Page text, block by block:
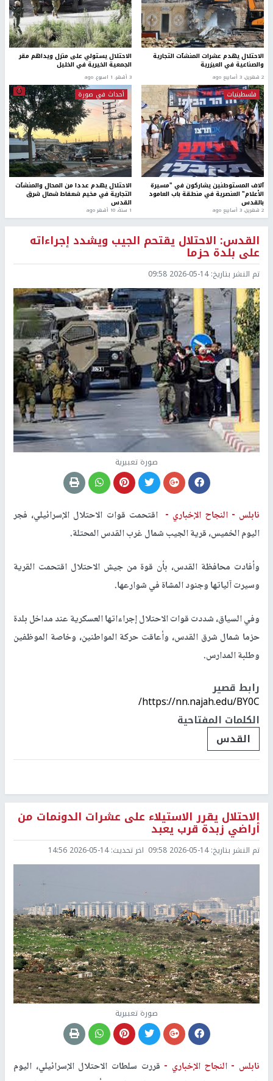
الاحتلال يهدم عشرات المنشآت التجارية
والصناعية في العيزرية
2 شهرين، 3 أسابيع ago
الاحتلال يستولي على منزل ويداهم مقر
الجمعية الخيرية في الخليل
3 أشهر، 1 اسبوع. ago
فلسطينيات
آلاف المستوطنين يشاركون في "مسيرة
الأعلام" العنصرية في منطقة باب العامود
بالقدس
2 شهرين، 3 أسابيع ago
أحداث في صورة
الاحتلال يهدم عددا من المحال والمنشآت
التجارية في مخيم شعفاط شمال شرق
القدس
1 سنة، 10 أشهر ago
القدس: الاحتلال يقتحم الجيب ويشدد إجراءاته
على بلدة حزما
تم النشر بتاريخ:2026-05-14 09:58
صورة تعبيرية
نابلس -النجاح الإخباري - اقتحمت قوات الاحتلال الإسرائيلي، فجر
اليوم الخميس، قرية الجيب شمال غرب القدس المحتلة.
وأفادت محافظة القدس، بأن قوة من جيش الاحتلال اقتحمت القرية
وسيرت آلياتها وجنود المشاة في شوارعها.
وفي السياق، شددت قوات الاحتلال إجراءاتها العسكرية عند مداخل بلدة
حزما شمال شرق القدس، وأعاقت حركة المواطنين، وخاصة الموظفين
وطلبة المدارس.
رابط قصير
https://nn.najah.edu/BY0C/
الكلمات المفتاحية
القدس
الاحتلال يقرر الاستيلاء على عشرات الدونمات من
أراضي زبدة قرب يعبد
تم النشر بتاريخ:2026-05-14 09:58 اخر تحديث:2026-05-14 14:56
صورة تعبيرية
نابلس -النجاح الإخباري - قررت سلطات الاحتلال الإسرائيلي، اليوم